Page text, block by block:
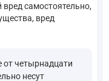
самостоятельно,
вред
от четырнадцати
несут